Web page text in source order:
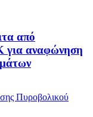
από
για αναφώνηση